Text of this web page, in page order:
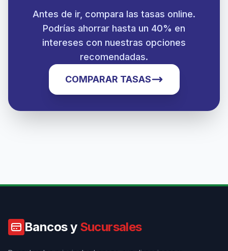
Antes de ir, compara las tasas online.
Podrías ahorrar hasta un 40% en
intereses con nuestras opciones
recomendadas.
COMPARAR TASAS
Bancos y Sucursales